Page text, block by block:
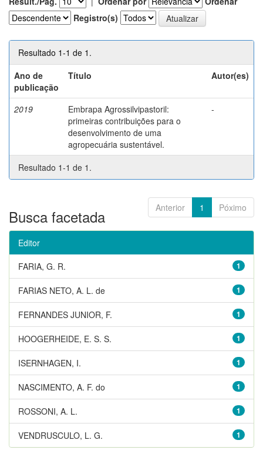
Registro(s)
Resultado 1-1 de 1.
Ano de
publicação
Título Autor(es)
2019
Embrapa Agrossilvipastoril:
primeiras contribuições para o
desenvolvimento de uma
agropecuária sustentável.
-
Resultado 1-1 de 1.
Anterior 1 Póximo
Busca facetada
Editor
1
FARIA, G. R.
1
FARIAS NETO, A. L. de
1
FERNANDES JUNIOR, F.
1
HOOGERHEIDE, E. S. S.
1
ISERNHAGEN, I.
1
NASCIMENTO, A. F. do
1
ROSSONI, A. L.
1
VENDRUSCULO, L. G.